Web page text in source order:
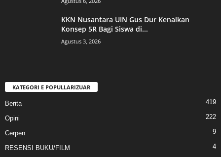
KKN Nusantara UIN Gus Dur Kenalkan
Konsep 5R Bagi Siswa di...
Agustus 3, 2026
KATEGORI E POPULLARIZUAR
Berita 419
Opini 222
Cerpen 9
RESENSI BUKU/FILM 4